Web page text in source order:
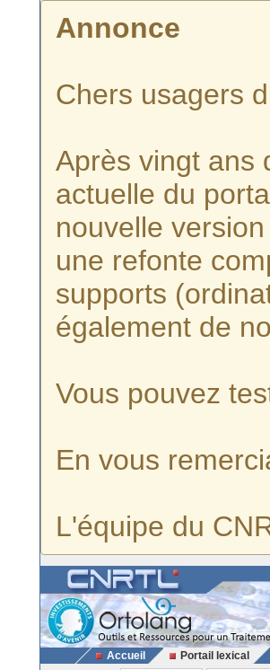
Annonce
Chers usagers
Après vingt ans
actuelle du
nouvelle
une refonte
supports
également de
Vous pouvez
En vous
L'équipe du
Accueil Portail lexical